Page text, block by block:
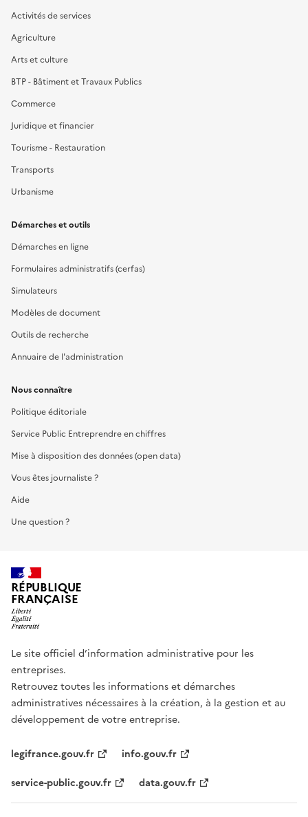
Activités de services
Agriculture
Arts et culture
BTP - Bâtiment et Travaux Publics
Commerce
Juridique et financier
Tourisme - Restauration
Transports
Urbanisme
Démarches et outils
Démarches en ligne
Formulaires administratifs (cerfas)
Simulateurs
Modèles de document
Outils de recherche
Annuaire de l'administration
Nous connaître
Politique éditoriale
Service Public Entreprendre en chiffres
Mise à disposition des données (open data)
Vous êtes journaliste ?
Aide
Une question ?
RÉPUBLIQUE
FRANÇAISE
Le site officiel d’information administrative pour les
entreprises.
Retrouvez toutes les informations et démarches
administratives nécessaires à la création, à la gestion et au
développement de votre entreprise.
legifrance.gouv.fr
info.gouv.fr
service-public.gouv.fr
data.gouv.fr